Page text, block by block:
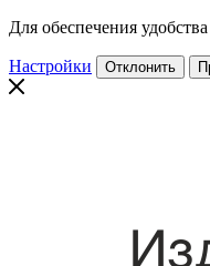
Для обеспечения
Настройки Отклонить